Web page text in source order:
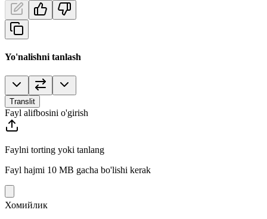
Yo'nalishni tanlash
Translit
Fayl alifbosini o'girish
Faylni torting yoki tanlang
Fayl hajmi 10 MB gacha bo'lishi kerak
Хомийлик